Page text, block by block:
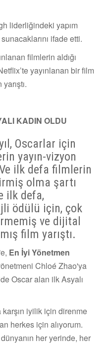
liderliğindeki yapım
ifade etti.
filmlerin aldığı
yayınlanan bir film
KADIN OLDU
Oscarlar için
yayın-vizyon
ilk defa filmlerin
olma şartı
ilk defa,
ödülü için, çok
ve dijital
film yarıştı.
En İyi Yönetmen
Chloé Zhao'ya
Oscar alan ilk Asyalı
iyilik için direnme
herkes için alıyorum.
her yerinde, her